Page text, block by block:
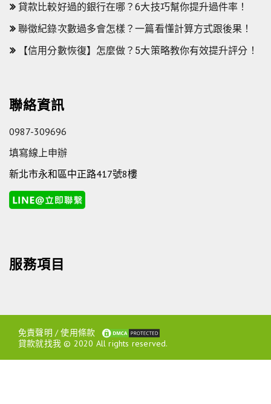
貸款比較好過的銀行在哪？6大技巧幫你提升過件率！
聯徵紀錄次數過多會怎樣？一篇看懂計算方式跟後果！
【信用分數恢復】怎麼做？5大策略教你有效提升評分！
聯絡資訊
0987-309696
填寫線上申辦
新北市永和區中正路417號8樓
服務項目
免責聲明 /使用條款
貸款就找我 © 2020 All rights reserved.